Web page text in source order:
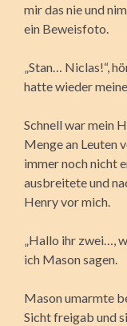
mir das nie und
ein Beweisfoto.
„Stan… Niclas!“,
hatte wieder
Schnell war mein
Menge an Leuten
immer noch nicht
ausbreitete und
Henry vor mich.
„Hallo ihr zwei…,
ich Mason sagen.
Mason umarmte
Sicht freigab und